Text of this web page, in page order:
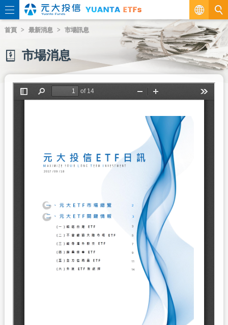
繁
EN
首頁 最新消息 市場訊息
市場消息